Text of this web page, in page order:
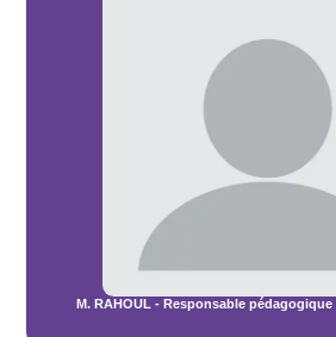
M. RAHOUL - Responsable